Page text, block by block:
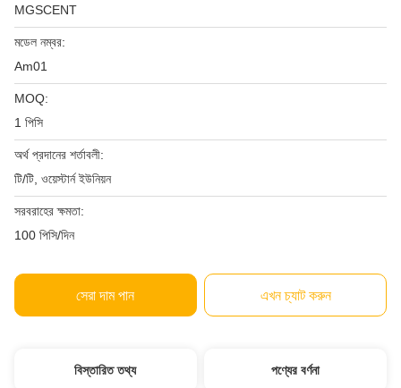
MGSCENT
মডেল নম্বর:
Am01
MOQ:
1 পিসি
অর্থ প্রদানের শর্তাবলী:
টি/টি, ওয়েস্টার্ন ইউনিয়ন
সরবরাহের ক্ষমতা:
100 পিসি/দিন
সেরা দাম পান এখন চ্যাট করুন
বিস্তারিত তথ্য পণ্যের বর্ণনা